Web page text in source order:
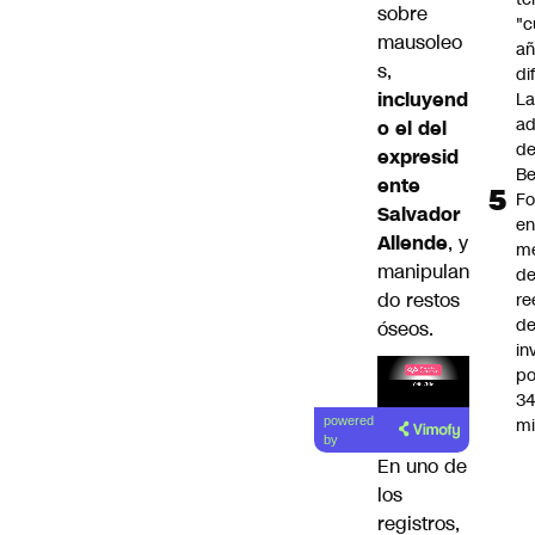
sobre
mausoleo
s,
incluyend
o el del
expresid
ente
Salvador
Allende, y
manipulan
do restos
óseos.
Lea el
artículo
powered
by
En uno de
los
registros,
La
de
en
de
de